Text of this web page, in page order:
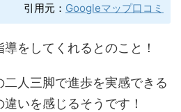
引用元： Googleマップ口コミ
をしてくれるとのこと！
人三脚で進歩を実感できる
いを感じるそうです！